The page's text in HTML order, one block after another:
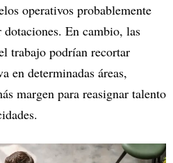
operativos probablemente
En cambio, las
trabajo podrían recortar
en determinadas áreas,
margen para reasignar talento